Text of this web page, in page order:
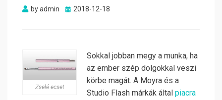
byadmin
Posted
2018-12-18
Zselé ecset
Sokkal jobban megy a munka, ha
az ember szép dolgokkal veszi
körbe magát. A Moyra és a
Studio Flash márkák által piacra